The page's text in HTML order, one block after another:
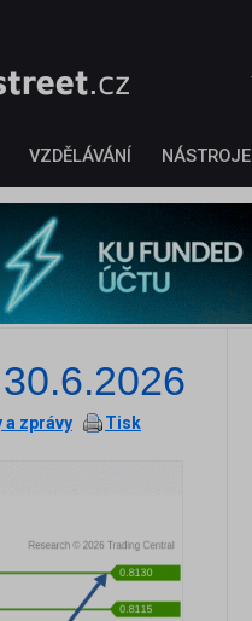
VZDĚLÁVÁNÍ NÁSTROJE
a zprávy Tisk